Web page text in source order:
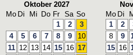
Oktober 2027
Mo Di Mi Do Fr Sa So
1
2
3
4
5 6 7 8 9
10
11 12 13 14 15 16 17
Mo Di
1
2
8
9
15 16